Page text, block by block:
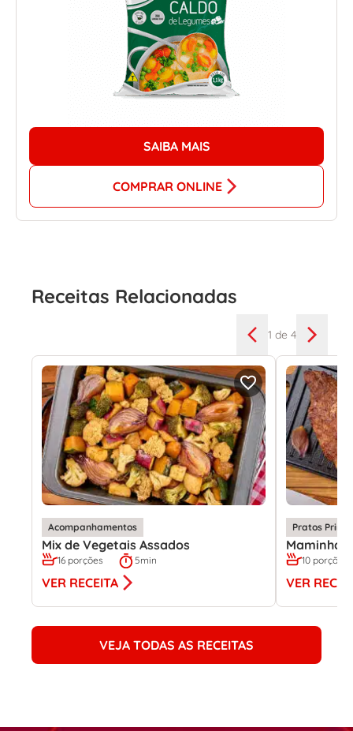
SAIBA MAIS
COMPRAR ONLINE
Receitas Relacionadas
1 de 4
Acompanhamentos
Mix de Vegetais Assados
16 porções 5min
VER RECEITA
Pratos
Maminha
10 porções
VER
VEJA TODAS AS RECEITAS